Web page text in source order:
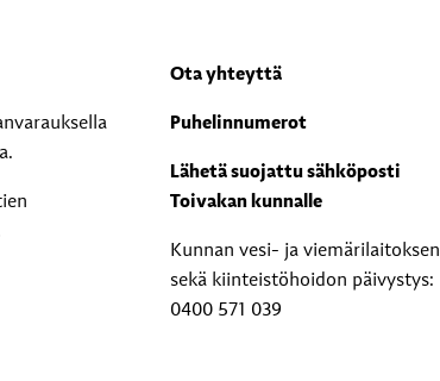
Ota yhteyttä
Puhelinnumerot
Lähetä suojattu sähköposti
Toivakan kunnalle
Kunnan vesi- ja viemärilaitoksen
sekä kiinteistöhoidon päivystys:
0400 571 039